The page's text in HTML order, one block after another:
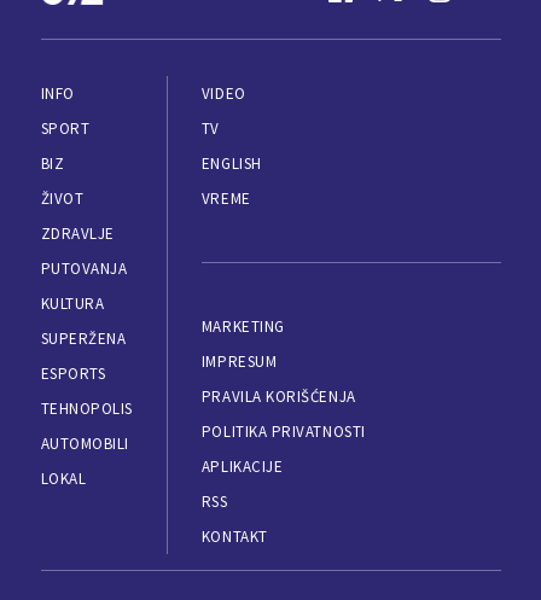
INFO
SPORT
BIZ
ŽIVOT
ZDRAVLJE
PUTOVANJA
KULTURA
SUPERŽENA
ESPORTS
TEHNOPOLIS
AUTOMOBILI
LOKAL
VIDEO
TV
ENGLISH
VREME
MARKETING
IMPRESUM
PRAVILA KORIŠĆENJA
POLITIKA PRIVATNOSTI
APLIKACIJE
RSS
KONTAKT